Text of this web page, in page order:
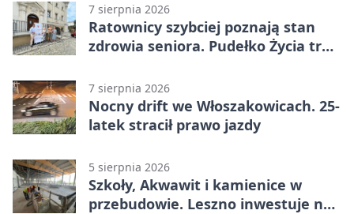
7 sierpnia 2026
Ratownicy szybciej poznają stan
zdrowia seniora. Pudełko Życia trafi
7 sierpnia 2026
Nocny drift we Włoszakowicach. 25-
latek stracił prawo jazdy
5 sierpnia 2026
Szkoły, Akwawit i kamienice w
przebudowie. Leszno inwestuje na